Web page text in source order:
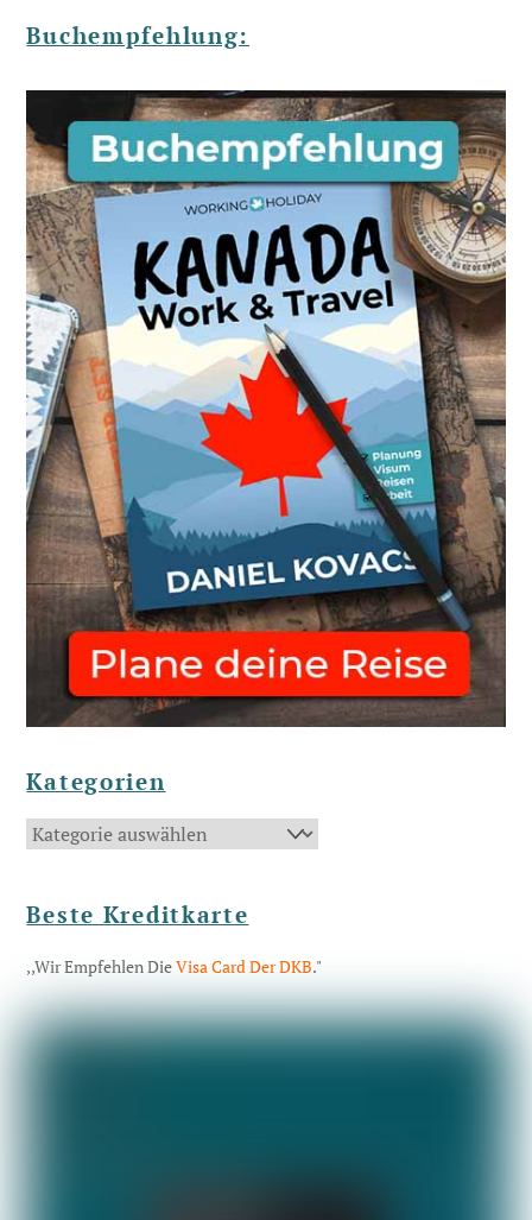
Buchempfehlung:
Kategorien
Kategorien
Beste Kreditkarte
,,Wir Empfehlen DieVisa Card Der DKB."